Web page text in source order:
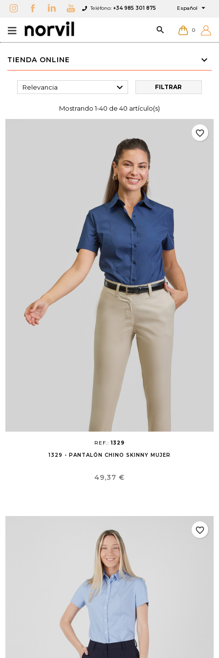
Teléfono: +34 985 301 875 Español 
 0
TIENDA ONLINE
Relevancia  FILTRAR
Mostrando 1-40 de 40 artículo(s)
REF.:1329
1329 - PANTALÓN CHINO SKINNY MUJER
Precio
49,37 €
favorite_border
favorite_border